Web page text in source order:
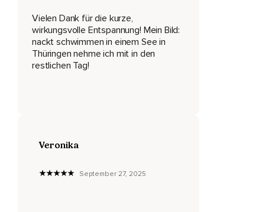
Wie zum Beispiel ein Problem,
Angst,
Ein Zwangsgedanke,
Sieh all die Seifenblasen,
Die in dir kreisen.
Vielen Dank für die kurze,
wirkungsvolle Entspannung! Mein Bild:
nackt schwimmen in einem See in
Thüringen nehme ich mit in den
restlichen Tag!
Veronika
September 27, 2025